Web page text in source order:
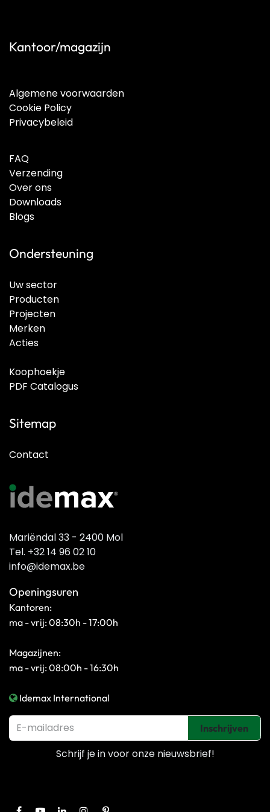
Kantoor/magazijn
Algemene voorwaarden
Cookie Policy
Privacybeleid
FAQ
Verzending
Over ons
Downloads
Blogs
Ondersteuning
Uw sector
Producten
Projecten
Merken
Acties
Koophoekje
PDF Catalogus
Sitemap
Contact
Mariëndal 33 - 2400 Mol
Tel. +32 14 96 02 10
info@idemax.be
Openingsuren
Kantoren:
ma - vrij: 08:30h - 17:00h
Magazijnen:
ma - vrij: 08:00h - 16:30h
Idemax International
Inschrijven
Schrijf je in voor onze nieuwsbrief!